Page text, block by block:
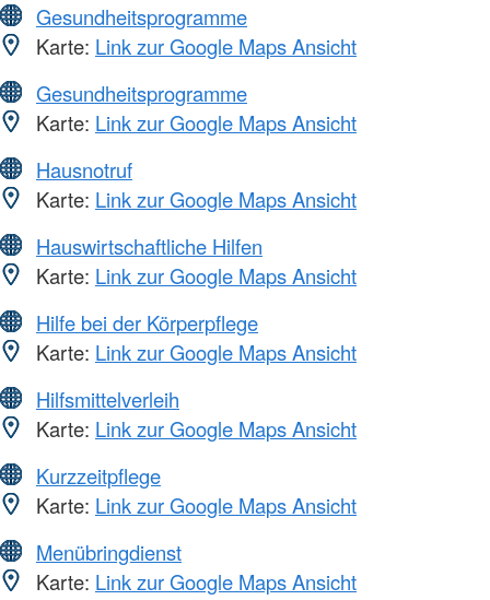
Gesundheitsprogramme
Karte: Link zur Google Maps Ansicht
Gesundheitsprogramme
Karte: Link zur Google Maps Ansicht
Hausnotruf
Karte: Link zur Google Maps Ansicht
Hauswirtschaftliche Hilfen
Karte: Link zur Google Maps Ansicht
Hilfe bei der Körperpflege
Karte: Link zur Google Maps Ansicht
Hilfsmittelverleih
Karte: Link zur Google Maps Ansicht
Kurzzeitpflege
Karte: Link zur Google Maps Ansicht
Menübringdienst
Karte: Link zur Google Maps Ansicht